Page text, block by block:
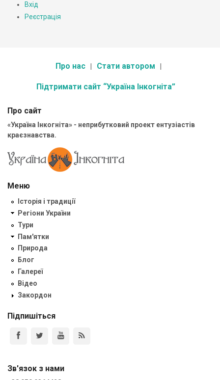
Вхід
Реєстрація
Про нас Стати автором
Підтримати сайт “Україна Інкогніта”
Про сайт
«Україна Інкогніта» - неприбутковий проект ентузіастів
краєзнавства.
Меню
Історія і традиції
Регіони України
Тури
Пам'ятки
Природа
Блог
Галереї
Відео
Закордон
Підпишіться
Зв'язок з нами